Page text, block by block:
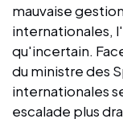
mauvaise
internationales,
qu'incertain.
du ministre des
internationales
escalade plus